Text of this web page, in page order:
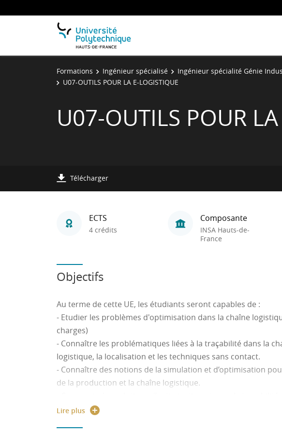
Formations Ingénieur spécialisé Ingénieur spécialité Génie
U07-OUTILS POUR LA E-LOGISTIQUE
U07-OUTILS POUR
Télécharger
ECTS
4 crédits
Composante
INSA Hauts-de-
France
Objectifs
Au terme de cette UE, les étudiants seront capables de :
- Etudier les problèmes d'optimisation dans la chaîne
charges)
- Connaître les problématiques liées à la traçabilité dans la
logistique, la localisation et les techniques sans contact.
- Connaître des notions de la simulation et d’optimisation
de la production et la chaîne logistique.
localisation dans une chaîne logistique.
Lire plus